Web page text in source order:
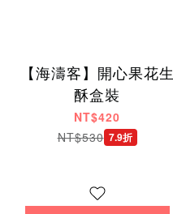
【海濤客】開心果花生
酥盒裝
NT$420
NT$530 7.9折